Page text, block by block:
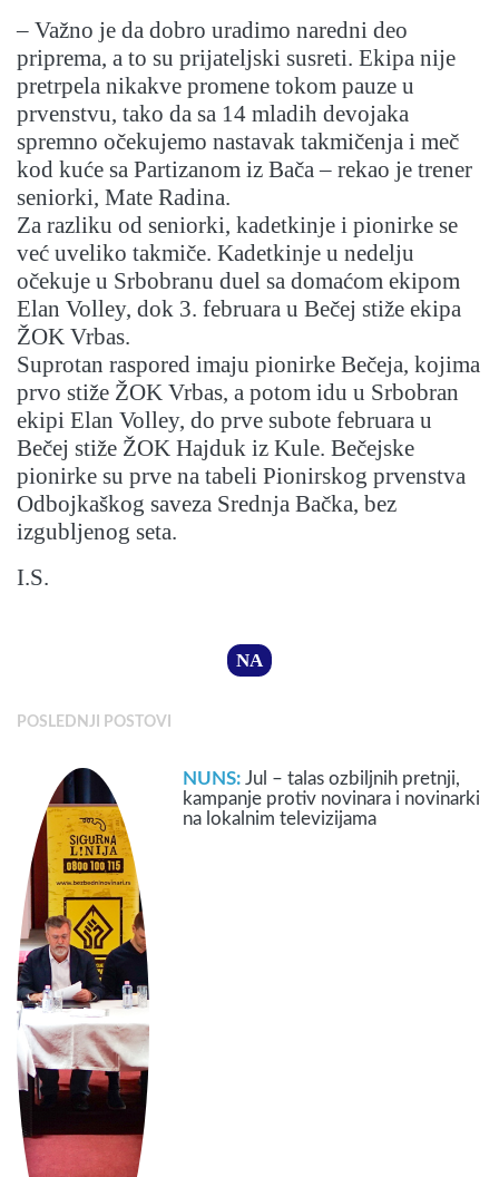
– Važno je da dobro uradimo naredni deo
priprema, a to su prijateljski susreti. Ekipa nije
pretrpela nikakve promene tokom pauze u
prvenstvu, tako da sa 14 mladih devojaka
spremno očekujemo nastavak takmičenja i meč
kod kuće sa Partizanom iz Bača – rekao je trener
seniorki, Mate Radina.
Za razliku od seniorki, kadetkinje i pionirke se
već uveliko takmiče. Kadetkinje u nedelju
očekuje u Srbobranu duel sa domaćom ekipom
Elan Volley, dok 3. februara u Bečej stiže ekipa
ŽOK Vrbas.
Suprotan raspored imaju pionirke Bečeja, kojima
prvo stiže ŽOK Vrbas, a potom idu u Srbobran
ekipi Elan Volley, do prve subote februara u
Bečej stiže ŽOK Hajduk iz Kule. Bečejske
pionirke su prve na tabeli Pionirskog prvenstva
Odbojkaškog saveza Srednja Bačka, bez
izgubljenog seta.
I.S.
NA
POSLEDNJI POSTOVI
NUNS:Jul – talas ozbiljnih pretnji,
kampanje protiv novinara i novinarki
na lokalnim televizijama